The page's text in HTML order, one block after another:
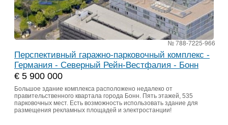
№ 788-7225-966
Перспективный гаражно-парковочный комплекс -
Германия - Северный Рейн-Вестфалия - Бонн
€ 5 900 000
Большое здание комплекса расположено недалеко от
правительственного квартала города Бонн. Пять этажей, 535
парковочных мест. Есть возможность использовать здание для
размещения рекламных площадей и электростанции!